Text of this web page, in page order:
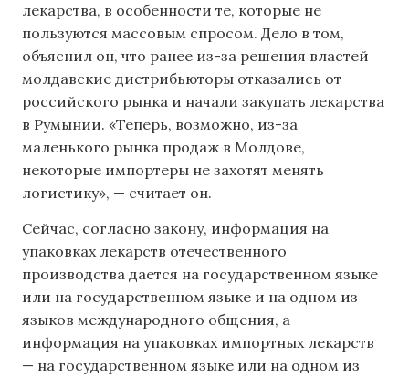
лекарства, в особенности те, которые не
пользуются массовым спросом. Дело в том,
объяснил он, что ранее из-за решения властей
молдавские дистрибьюторы отказались от
российского рынка и начали закупать лекарства
в Румынии. «Теперь, возможно, из-за
маленького рынка продаж в Молдове,
некоторые импортеры не захотят менять
логистику», — считает он.
Сейчас, согласно закону, информация на
упаковках лекарств отечественного
производства дается на государственном языке
или на государственном языке и на одном из
языков международного общения, а
информация на упаковках импортных лекарств
— на государственном языке или на одном из